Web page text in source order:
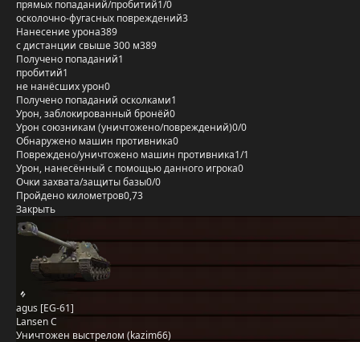
прямых попаданий/пробитий1/0
осколочно-фугасных повреждений3
Нанесение урона389
с дистанции свыше 300 м389
Получено попаданий1
пробитий1
не нанёсших урон0
Получено попаданий осколками1
Урон, заблокированный бронёй0
Урон союзникам (уничтожено/повреждений)0/0
Обнаружено машин противника0
Повреждено/уничтожено машин противника1/1
Урон, нанесённый с помощью данного игрока0
Очки захвата/защиты базы0/0
Пройдено километров0,73
Закрыть
agus [EG-61]
Lansen C
Уничтожен выстрелом (kazim66)